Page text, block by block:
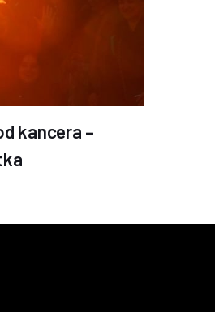
kancera –